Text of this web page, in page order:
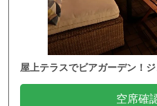
屋上テラスでビアガーデン！
空席確